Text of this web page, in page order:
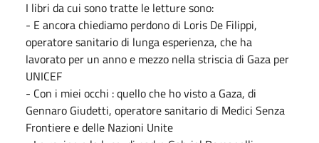
I libri da cui sono tratte le letture sono:
- E ancora chiediamo perdono di Loris De Filippi,
operatore sanitario di lungaesperienza, che ha
lavorato per un anno e mezzo nella striscia di Gaza per
UNICEF
- Con i miei occhi : quello che ho visto a Gaza, di
Gennaro Giudetti, operatoresanitario di Medici Senza
Frontiere e delle Nazioni Unite